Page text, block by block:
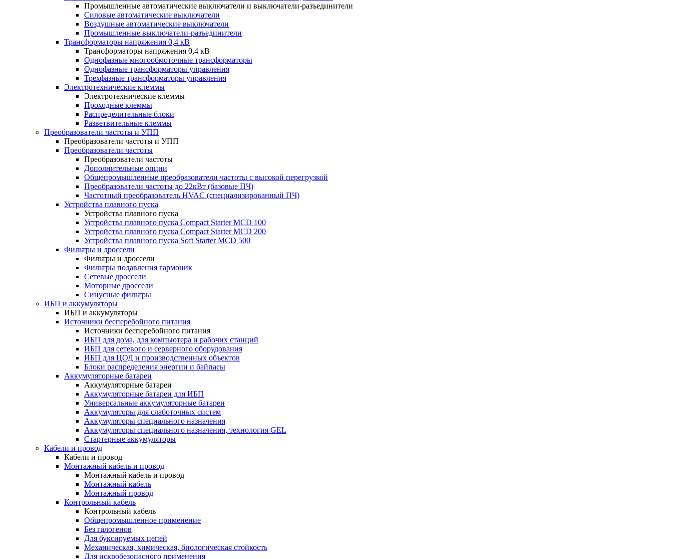
Промышленные автоматические выключатели и выключатели-разъединители
Силовые автоматические выключатели
Воздушные автоматические выключатели
Промышленные выключатели-разъединители
Трансформаторы напряжения 0,4 кВ
Трансформаторы напряжения 0,4 кВ
Однофазные многообмоточные трансформаторы
Однофазные трансформаторы управления
Трехфазные трансформаторы управления
Электротехнические клеммы
Электротехнические клеммы
Проходные клеммы
Распределительные блоки
Разветвительные клеммы
Преобразователи частоты и УПП
Преобразователи частоты и УПП
Преобразователи частоты
Преобразователи частоты
Дополнительные опции
Общепромышленные преобразователи частоты с высокой перегрузкой
Преобразователи частоты до 22кВт (базовые ПЧ)
Частотный преобразователь HVAC (специализированный ПЧ)
Устройства плавного пуска
Устройства плавного пуска
Устройства плавного пуска Compact Starter MCD 100
Устройства плавного пуска Compact Starter MCD 200
Устройства плавного пуска Soft Starter MCD 500
Фильтры и дроссели
Фильтры и дроссели
Фильтры подавления гармоник
Сетевые дроссели
Моторные дроссели
Синусные фильтры
ИБП и аккумуляторы
ИБП и аккумуляторы
Источники бесперебойного питания
Источники бесперебойного питания
ИБП для дома, для компьютера и рабочих станций
ИБП для сетевого и серверного оборудования
ИБП для ЦОД и производственных объектов
Блоки распределения энергии и байпасы
Аккумуляторные батареи
Аккумуляторные батареи
Аккумуляторные батареи для ИБП
Универсальные аккумуляторные батареи
Аккумуляторы для слаботочных систем
Аккумуляторы специального назначения
Аккумуляторы специального назначения, технология GEL
Стартерные аккумуляторы
Кабели и провод
Кабели и провод
Монтажный кабель и провод
Монтажный кабель и провод
Монтажный кабель
Монтажный провод
Контрольный кабель
Контрольный кабель
Общепромышленное применение
Без галогенов
Для буксируемых цепей
Механическая, химическая, биологическая стойкость
Для искробезопасного применения